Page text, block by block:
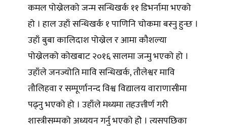
कमल पोख्रेलको जन्म सन्धिखर्क ११ डिभर्नामा भएको
हो । हाल उहाँ सन्धिखर्क १ पाणिनि चोकमा बस्नु हुन्छ ।
उहाँ बुबा कालिदाश पोख्रेल र आमा कौशल्या
पोख्रेलको कोखबाट २०१६ सालमा जन्मु भएको हो ।
उहाँले जनज्योति मावि सन्धिखर्क, तौलेश्वर मावि
तौलिहवा र सम्पूर्णानन्द विश्व विद्यालय वाराणासीमा
पढ्नु भएको हो । उहाँले मध्यमा तहउत्तीर्ण गरी
शास्त्रीसम्मको अध्ययन गर्नु भएको होे । त्यसपछिका